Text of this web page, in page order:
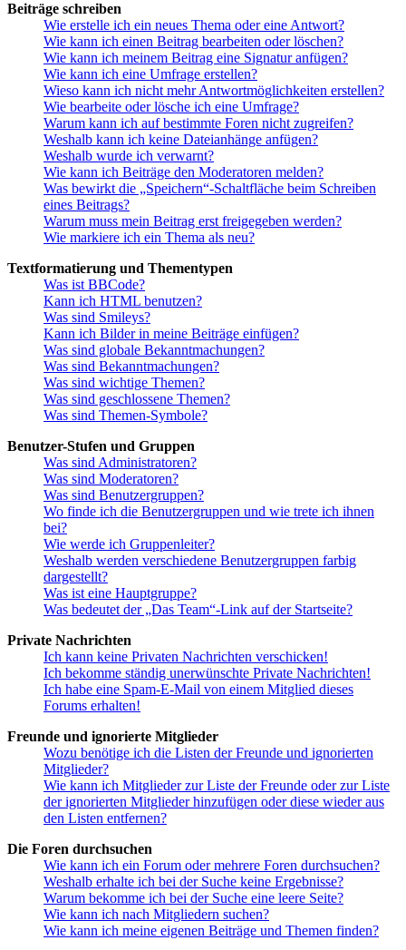
Beiträge schreiben
Wie erstelle ich ein neues Thema oder eine Antwort?
Wie kann ich einen Beitrag bearbeiten oder löschen?
Wie kann ich meinem Beitrag eine Signatur anfügen?
Wie kann ich eine Umfrage erstellen?
Wieso kann ich nicht mehr Antwortmöglichkeiten erstellen?
Wie bearbeite oder lösche ich eine Umfrage?
Warum kann ich auf bestimmte Foren nicht zugreifen?
Weshalb kann ich keine Dateianhänge anfügen?
Weshalb wurde ich verwarnt?
Wie kann ich Beiträge den Moderatoren melden?
Was bewirkt die „Speichern“-Schaltfläche beim Schreiben
eines Beitrags?
Warum muss mein Beitrag erst freigegeben werden?
Wie markiere ich ein Thema als neu?
Textformatierung und Thementypen
Was ist BBCode?
Kann ich HTML benutzen?
Was sind Smileys?
Kann ich Bilder in meine Beiträge einfügen?
Was sind globale Bekanntmachungen?
Was sind Bekanntmachungen?
Was sind wichtige Themen?
Was sind geschlossene Themen?
Was sind Themen-Symbole?
Benutzer-Stufen und Gruppen
Was sind Administratoren?
Was sind Moderatoren?
Was sind Benutzergruppen?
Wo finde ich die Benutzergruppen und wie trete ich ihnen
bei?
Wie werde ich Gruppenleiter?
Weshalb werden verschiedene Benutzergruppen farbig
dargestellt?
Was ist eine Hauptgruppe?
Was bedeutet der „Das Team“-Link auf der Startseite?
Private Nachrichten
Ich kann keine Privaten Nachrichten verschicken!
Ich bekomme ständig unerwünschte Private Nachrichten!
Ich habe eine Spam-E-Mail von einem Mitglied dieses
Forums erhalten!
Freunde und ignorierte Mitglieder
Wozu benötige ich die Listen der Freunde und ignorierten
Mitglieder?
Wie kann ich Mitglieder zur Liste der Freunde oder zur Liste
der ignorierten Mitglieder hinzufügen oder diese wieder aus
den Listen entfernen?
Die Foren durchsuchen
Wie kann ich ein Forum oder mehrere Foren durchsuchen?
Weshalb erhalte ich bei der Suche keine Ergebnisse?
Warum bekomme ich bei der Suche eine leere Seite?
Wie kann ich nach Mitgliedern suchen?
Wie kann ich meine eigenen Beiträge und Themen finden?